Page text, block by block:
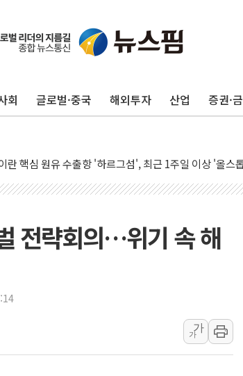
회 글로벌·중국 해외투자 산업 증권·
럽증시, 美 고용 예상 밖 부진에 연준 금리 인상 가능성
미 연준 매파 기세 꺾이나…고용 감소에 9월 동결 전망 우세
럼프, 백신·자폐증 행정명령 검토…"이르면 다음 주"
항소법원, 백악관 무도회장 공사 중단 명령…트럼프 제
고용 쇼크에 엔화 장중 급등…시장은 "또 개입했나" 촉
MY 뉴스] 뉴욕 반도체주 프리뷰...美 고용 쇼크에 반
합] 美 7월 고용 2만3000명 감소 '쇼크'…9월 금리 인상
진] 이슬람 수니파 3개국, 공동방위협정 체결
특정 정치인 측근 포항시 정책특보 내정설...포항시 '시끌'
"해남 태양광, 대한민국 다음 100년 밑거름…수도권 집
전략회의…위기 속 해
가
가